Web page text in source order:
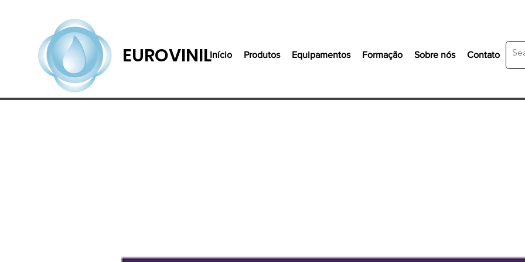
EUROVINILInício Produtos Equipamentos Formação Sobre nós Contato